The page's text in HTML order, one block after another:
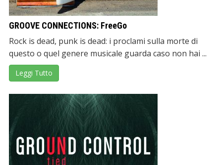
GROOVE CONNECTIONS: FreeGo
Rock is dead, punk is dead: i proclami sulla morte di
questo o quel genere musicale guarda caso non hai ...
Leggi Tutto